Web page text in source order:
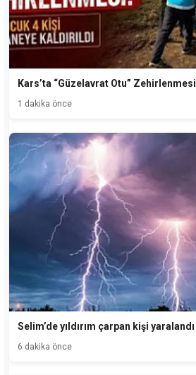
Kars’ta “Güzelavrat Otu” Zehirlenmesi
1 dakika önce
Selim’de yıldırım çarpan kişi yaralandı
6 dakika önce